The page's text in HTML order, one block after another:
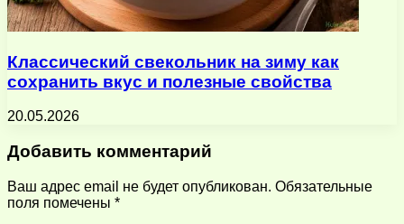
Классический свекольник на зиму как
сохранить вкус и полезные свойства
20.05.2026
Добавить комментарий
Ваш адрес email не будет опубликован. Обязательные
поля помечены *